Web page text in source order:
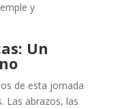
y
Un
de esta jornada
Las abrazos, las